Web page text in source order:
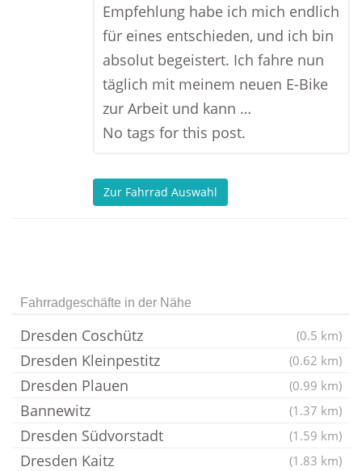
Empfehlung habe ich mich endlich
für eines entschieden, und ich bin
absolut begeistert. Ich fahre nun
täglich mit meinem neuen E-Bike
zur Arbeit und kann …
No tags for this post.
Zur Fahrrad Auswahl
Fahrradgeschäfte in der Nähe
Dresden Coschütz (0.5 km)
Dresden Kleinpestitz (0.62 km)
Dresden Plauen (0.99 km)
Bannewitz (1.37 km)
Dresden Südvorstadt (1.59 km)
Dresden Kaitz (1.83 km)